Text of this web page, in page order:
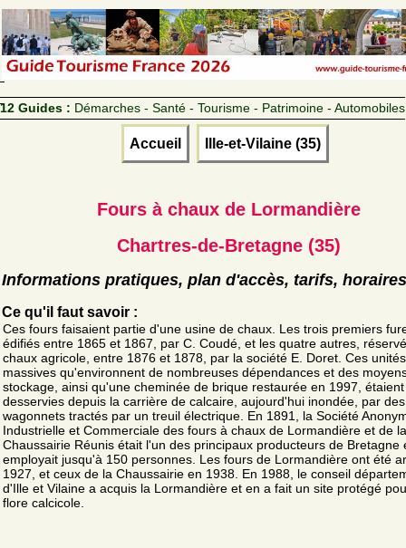
12 Guides : Démarches - Santé - Tourisme - Patrimoine - Automobiles
Accueil Ille-et-Vilaine (35)
Fours à chaux de Lormandière
Chartres-de-Bretagne (35)
Informations pratiques, plan d'accès, tarifs, horaires
Ce qu'il faut savoir :
Ces fours faisaient partie d'une usine de chaux. Les trois premiers
édifiés entre 1865 et 1867, par C. Coudé, et les quatre autres,
chaux agricole, entre 1876 et 1878, par la société E. Doret. Ces unités
massives qu'environnent de nombreuses dépendances et des
stockage, ainsi qu'une cheminée de brique restaurée en 1997, étaient
desservies depuis la carrière de calcaire, aujourd'hui inondée, par des
wagonnets tractés par un treuil électrique. En 1891, la Société
Industrielle et Commerciale des fours à chaux de Lormandière et de la
Chaussairie Réunis était l'un des principaux producteurs de Bretagne
employait jusqu'à 150 personnes. Les fours de Lormandière ont été
1927, et ceux de la Chaussairie en 1938. En 1988, le conseil
d'Ille et Vilaine a acquis la Lormandière et en a fait un site protégé
flore calcicole.